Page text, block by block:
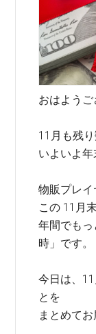
おはようご
11月も残り
いよいよ年
物販プレ
この 11月
年間でも
時」です。
今日は、
とを
まとめてお